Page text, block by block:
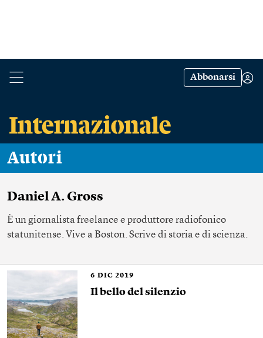
Abbonarsi
Autori
Daniel A. Gross
È un giornalista freelance e produttore radiofonico
statunitense. Vive a Boston. Scrive di storia e di scienza.
6 DIC 2019
Il bello del silenzio